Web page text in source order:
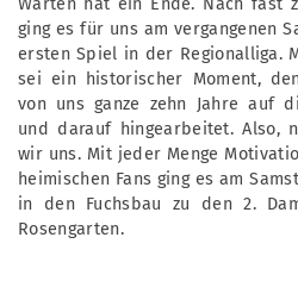
ging es für uns am vergangenen
ersten Spiel in der Regionalliga.
sei ein historischer Moment,
von uns ganze zehn Jahre auf
und darauf hingearbeitet. Also,
wir uns. Mit jeder Menge
heimischen Fans ging es am
in den Fuchsbau zu den 2.
Rosengarten.